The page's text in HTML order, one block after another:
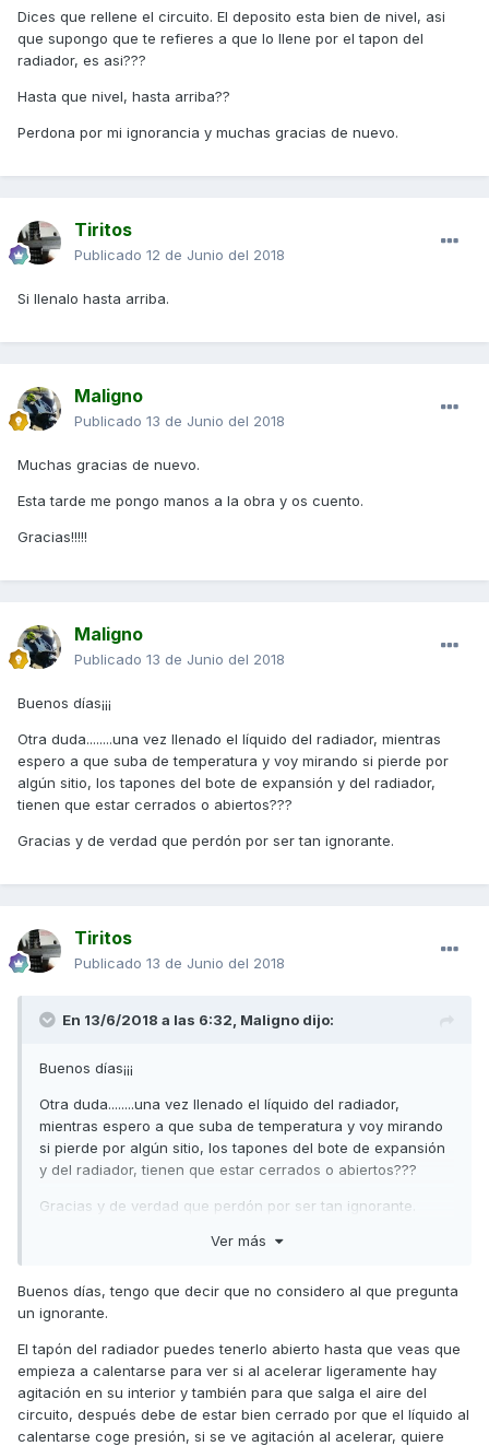
Dices que rellene el circuito. El deposito esta bien de nivel, asi
que supongo que te refieres a que lo llene por el tapon del
radiador, es asi???
Hasta que nivel, hasta arriba??
Perdona por mi ignorancia y muchas gracias de nuevo.
Tiritos
Publicado 12 de Junio del 2018
Si llenalo hasta arriba.
Maligno
Publicado 13 de Junio del 2018
Muchas gracias de nuevo.
Esta tarde me pongo manos a la obra y os cuento.
Gracias!!!!!
Maligno
Publicado 13 de Junio del 2018
Buenos días¡¡¡
Otra duda........una vez llenado el líquido del radiador, mientras
espero a que suba de temperatura y voy mirando si pierde por
algún sitio, los tapones del bote de expansión y del radiador,
tienen que estar cerrados o abiertos???
Gracias y de verdad que perdón por ser tan ignorante.
Tiritos
Publicado 13 de Junio del 2018
En 13/6/2018 a las 6:32, Maligno dijo:
Buenos días¡¡¡
Otra duda........una vez llenado el líquido del radiador,
mientras espero a que suba de temperatura y voy mirando
si pierde por algún sitio, los tapones del bote de expansión
y del radiador, tienen que estar cerrados o abiertos???
Gracias y de verdad que perdón por ser tan ignorante.
Ver más
Buenos días, tengo que decir que no considero al que pregunta
un ignorante.
El tapón del radiador puedes tenerlo abierto hasta que veas que
empieza a calentarse para ver si al acelerar ligeramente hay
agitación en su interior y también para que salga el aire del
circuito, después debe de estar bien cerrado por que el líquido al
calentarse coge presión, si se ve agitación al acelerar, quiere